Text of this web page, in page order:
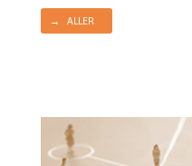
→ ALLER